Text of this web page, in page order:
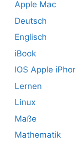
Apple Mac
Deutsch
Englisch
iBook
IOS Apple
Lernen
Linux
Maße
Mathematik